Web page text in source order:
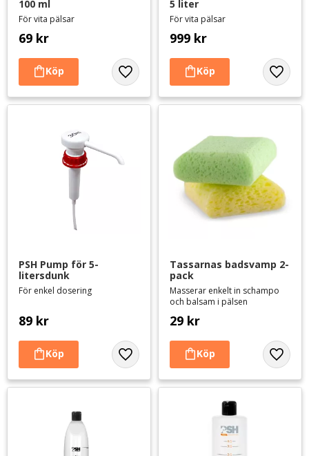
100 ml
För vita pälsar
69 kr
Lägg till i favoriter
5 liter
För vita pälsar
999 kr
Lägg
PSH Pump för 5-
litersdunk
För enkel dosering
89 kr
Lägg till i favoriter
Tassarnas badsvamp 2-
pack
Masserar enkelt in schampo
och balsam i pälsen
29 kr
Lägg